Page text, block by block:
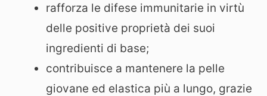
rafforza le difese immunitarie in virtù
delle positive proprietà dei suoi
ingredienti di base;
contribuisce a mantenere la pelle
giovane ed elastica più a lungo, grazie